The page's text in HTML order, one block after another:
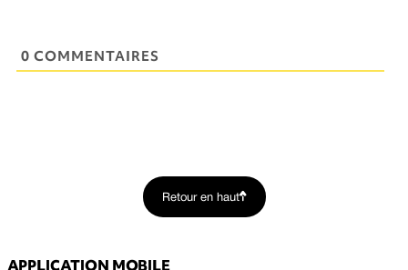
0 COMMENTAIRES
Retour en haut
APPLICATION MOBILE